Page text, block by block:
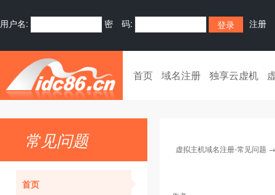
用户名: 密 码: 注册
首页 域名注册 独享云虚机
常见问题
首页
虚拟主机域名注册-常见问题